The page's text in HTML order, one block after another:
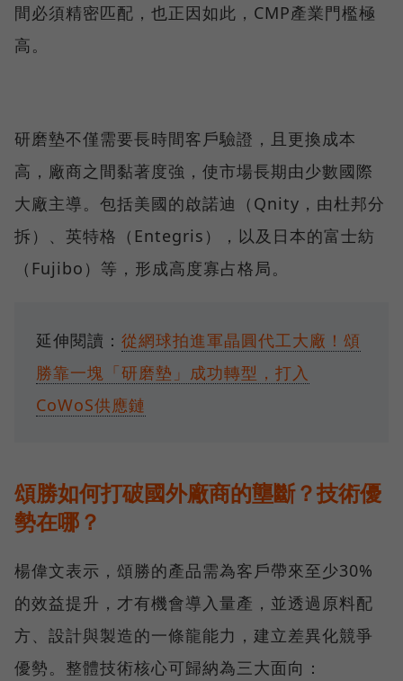
間必須精密匹配，也正因如此，CMP產業門檻極
高。
研磨墊不僅需要長時間客戶驗證，且更換成本
高，廠商之間黏著度強，使市場長期由少數國際
大廠主導。包括美國的啟諾迪（Qnity，由杜邦分
拆）、英特格（Entegris），以及日本的富士紡
（Fujibo）等，形成高度寡占格局。
延伸閱讀： 從網球拍進軍晶圓代工大廠！頌
勝靠一塊「研磨墊」成功轉型，打入
CoWoS供應鏈
頌勝如何打破國外廠商的壟斷？技術優
勢在哪？
楊偉文表示，頌勝的產品需為客戶帶來至少30%
的效益提升，才有機會導入量產，並透過原料配
方、設計與製造的一條龍能力，建立差異化競爭
優勢。整體技術核心可歸納為三大面向：